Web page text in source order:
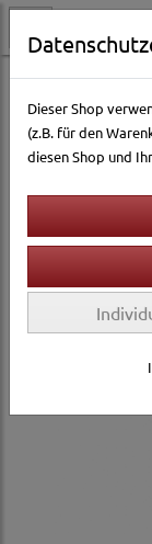
Katzenwelt
Dieser Shop
(z.B. für den
diesen Shop und